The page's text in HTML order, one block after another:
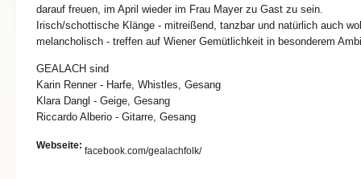
darauf freuen, im April wieder im Frau Mayer zu Gast zu sein.
Irisch/schottische Klänge - mitreißend, tanzbar und natürlich auch
melancholisch - treffen auf Wiener Gemütlichkeit in besonderem
GEALACH sind
Karin Renner - Harfe, Whistles, Gesang
Klara Dangl - Geige, Gesang
Riccardo Alberio - Gitarre, Gesang
Webseite:
facebook.com/gealachfolk/